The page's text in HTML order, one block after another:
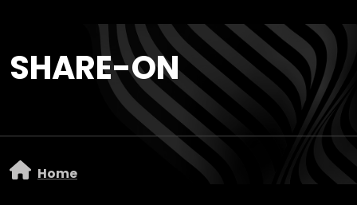
SHARE-ON
Home